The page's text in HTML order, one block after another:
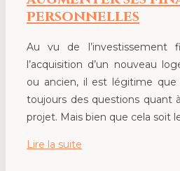
personnelles
Au vu de l’investissement
l’acquisition d’un nouveau
ou ancien, il est légitime que
toujours des questions quant
projet. Mais bien que cela soit
Lire la suite